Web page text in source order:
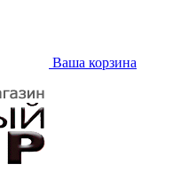
Ваша корзина